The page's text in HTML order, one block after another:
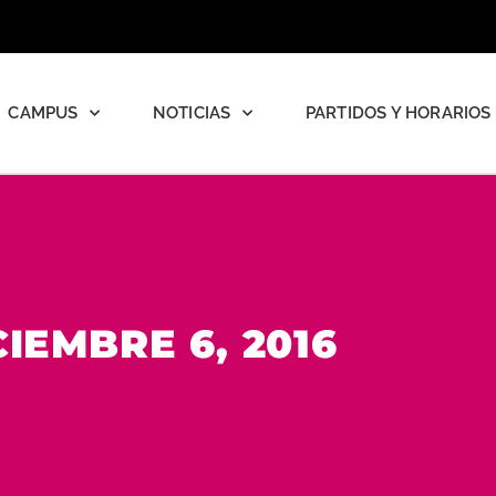
CAMPUS NOTICIAS PARTIDOS Y HORARIOS
6, 2016